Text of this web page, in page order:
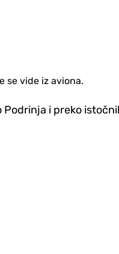
se vide iz aviona.
i preko